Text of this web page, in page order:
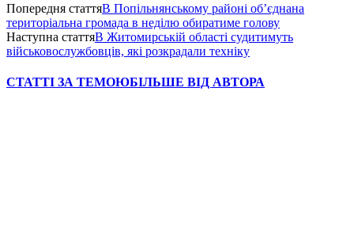
Попередня статтяВ Попільнянському районі об’єднана
територіальна громада в неділю обиратиме голову
Наступна статтяВ Житомирській області судитимуть
військовослужбовців, які розкрадали техніку
СТАТТІ ЗА ТЕМОЮБІЛЬШЕ ВІД АВТОРА